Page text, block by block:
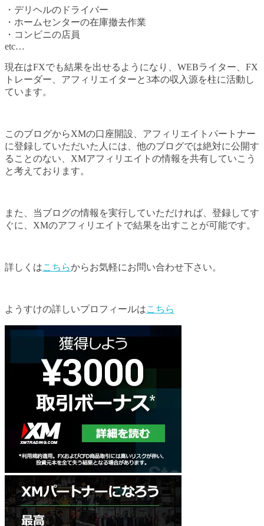
・デリヘルのドライバー
・ホームセンターの在庫撤去作業
・コンビニの店員
etc…
現在はFXでも結果を出せるようになり、WEBライター、FX
トレーダー、アフィリエイターと3本の収入源を柱に活動し
ています。
このブログからXMの口座開設、アフィリエイトパートナー
に登録していただいた人には、他のブログでは絶対に公開す
ることのない、XMアフィリエイトの情報を共有していこう
と考えております。
また、当ブログの情報を実行していただければ、登録してす
ぐに、XMのアフィリエイトで結果を出すことが可能です。
詳しくはこちらからお気軽にお問い合わせ下さい。
ようすけの詳しいプロフィールはこちら